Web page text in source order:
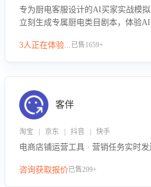
专为厨电客服设计的AI买家实战模拟
立刻生成专属厨电类目剧本，体验
技巧！
3人正在体验...已售1659+
客伴
淘宝 | 京东 | 抖音 | 快手
电商店铺运营工具 · 营销任务实时
咨询获取报价已售299+